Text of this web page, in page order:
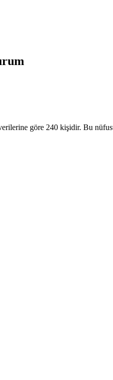
göre 240 kişidir. Bu